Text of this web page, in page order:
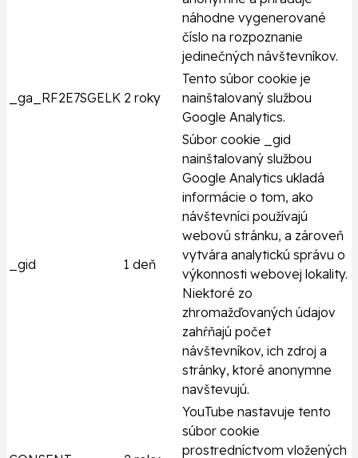
náhodne vygenerované
číslo na rozpoznanie
jedinečných návštevníkov.
_ga_RF2E7SGELK 2 roky
Tento súbor cookie je
nainštalovaný službou
Google Analytics.
_gid 1 deň
Súbor cookie _gid
nainštalovaný službou
Google Analytics ukladá
informácie o tom, ako
návštevníci používajú
webovú stránku, a zároveň
vytvára analytickú správu o
výkonnosti webovej lokality.
Niektoré zo
zhromažďovaných údajov
zahŕňajú počet
návštevníkov, ich zdroj a
stránky, ktoré anonymne
navštevujú.
YouTube nastavuje tento
súbor cookie
prostredníctvom vložených